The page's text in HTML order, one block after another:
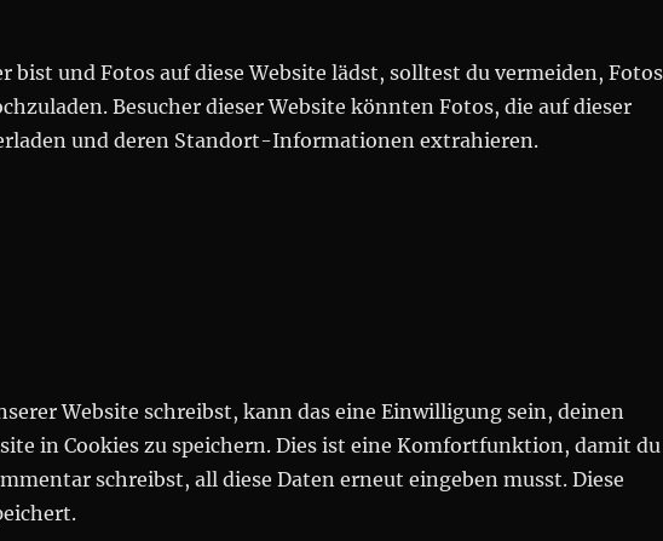
bist und Fotos auf diese Website lädst, solltest du vermeiden, Fotos
Besucher dieser Website könnten Fotos, die auf dieser
und deren Standort-Informationen extrahieren.
Website schreibst, kann das eine Einwilligung sein, deinen
in Cookies zu speichern. Dies ist eine Komfortfunktion, damit du
schreibst, all diese Daten erneut eingeben musst. Diese